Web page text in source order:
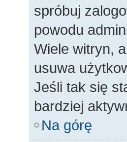
spróbuj
powodu
Wiele witryn,
usuwa
Jeśli tak się
bardziej
Na górę